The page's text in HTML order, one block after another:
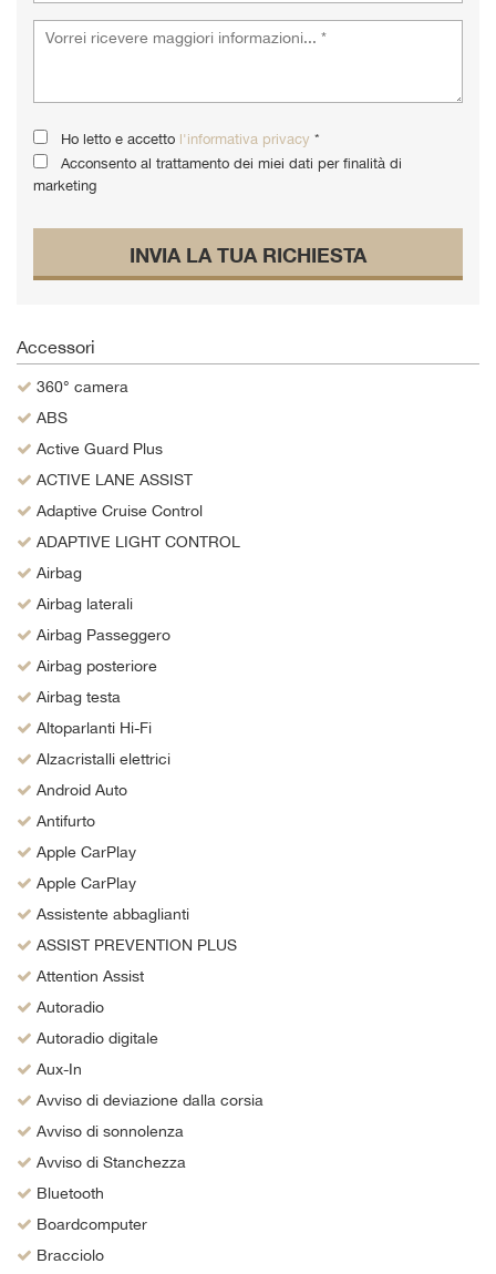
Ho letto e accetto l'informativa privacy *
Acconsento al trattamento dei miei dati per finalità di
marketing
INVIA LA TUA RICHIESTA
Accessori
360° camera
ABS
Active Guard Plus
ACTIVE LANE ASSIST
Adaptive Cruise Control
ADAPTIVE LIGHT CONTROL
Airbag
Airbag laterali
Airbag Passeggero
Airbag posteriore
Airbag testa
Altoparlanti Hi-Fi
Alzacristalli elettrici
Android Auto
Antifurto
Apple CarPlay
Apple CarPlay
Assistente abbaglianti
ASSIST PREVENTION PLUS
Attention Assist
Autoradio
Autoradio digitale
Aux-In
Avviso di deviazione dalla corsia
Avviso di sonnolenza
Avviso di Stanchezza
Bluetooth
Boardcomputer
Bracciolo
Cookie di marketing
Leggi
cookie
impostazioni